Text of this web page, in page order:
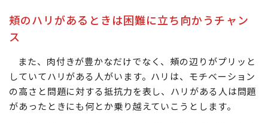
頬のハリがあるときは困難に立ち向かうチャン
ス
また、肉付きが豊かなだけでなく、頰の辺りがプリッと
していてハリがある人がいます。ハリは、モチベーション
の高さと問題に対する抵抗力を表し、ハリがある人は問題
があったときにも何とか乗り越えていこうとします。